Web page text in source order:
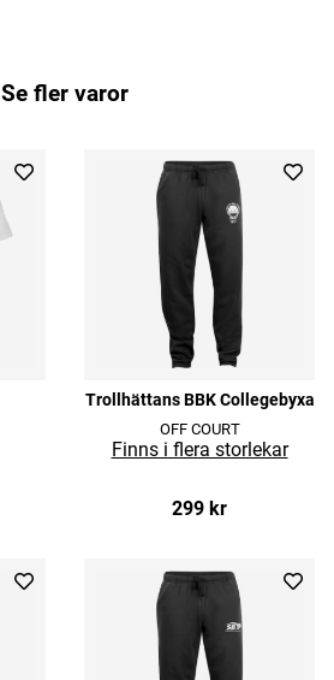
Se fler varor
Trollhättans BBK Collegebyxa
OFF COURT
299 kr